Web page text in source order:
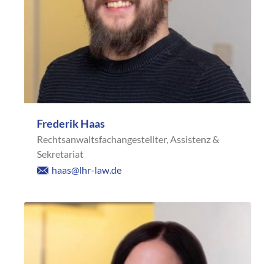
Frederik Haas
Rechtsanwaltsfachangestellter, Assistenz &
Sekretariat
haas@lhr-law.de